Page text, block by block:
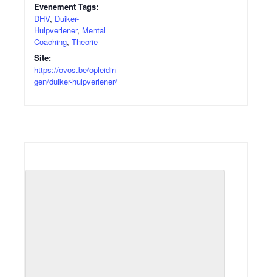
Evenement Tags:
DHV, Duiker-
Hulpverlener, Mental
Coaching, Theorie
Site:
https://ovos.be/opleidin
gen/duiker-hulpverlener/